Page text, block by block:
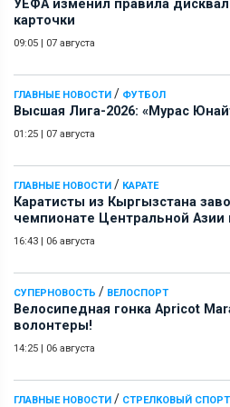
УЕФА изменил правила
карточки
09:05 | 07 августа
ГЛАВНЫЕ НОВОСТИ / ФУТБОЛ
Высшая Лига-2026: «Мурас
01:25 | 07 августа
ГЛАВНЫЕ НОВОСТИ / КАРАТЕ
Каратисты из Кыргызстана
чемпионате Центральной Азии
16:43 | 06 августа
СУПЕРНОВОСТЬ / ВЕЛОСПОРТ
Велосипедная гонка Apricot
волонтеры!
14:25 | 06 августа
ГЛАВНЫЕ НОВОСТИ / СТРЕЛКОВЫЙ СПОРТ